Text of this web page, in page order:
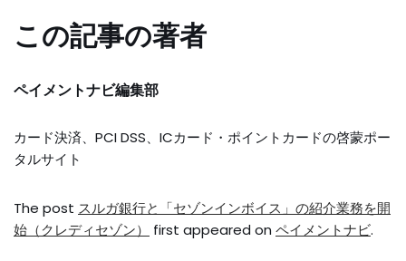
この記事の著者
ペイメントナビ編集部
カード決済、PCI DSS、ICカード・ポイントカードの啓蒙ポー
タルサイト
The post スルガ銀行と「セゾンインボイス」の紹介業務を開
始（クレディセゾン）
first appeared on ペイメントナビ.